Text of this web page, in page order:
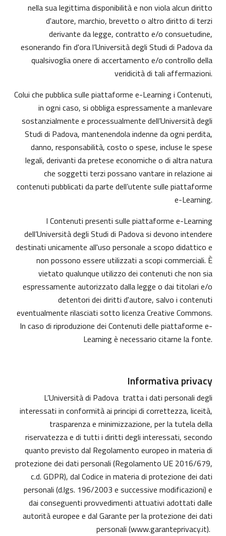
nella sua legittima disponibilità e non viola alcun diritto
d'autore, marchio, brevetto o altro diritto di terzi
derivante da legge, contratto e/o consuetudine,
esonerando fin d'ora l’Università degli Studi di Padova da
qualsivoglia onere di accertamento e/o controllo della
veridicità di tali affermazioni.
Colui che pubblica sulle piattaforme e-Learning i Contenuti,
in ogni caso, si obbliga espressamente a manlevare
sostanzialmente e processualmente dell’Università degli
Studi di Padova, mantenendola indenne da ogni perdita,
danno, responsabilità, costo o spese, incluse le spese
legali, derivanti da pretese economiche o di altra natura
che soggetti terzi possano vantare in relazione ai
contenuti pubblicati da parte dell’utente sulle piattaforme
e-Learning.
I Contenuti presenti sulle piattaforme e-Learning
dell’Università degli Studi di Padova si devono intendere
destinati unicamente all'uso personale a scopo didattico e
non possono essere utilizzati a scopi commerciali. È
vietato qualunque utilizzo dei contenuti che non sia
espressamente autorizzato dalla legge o dai titolari e/o
detentori dei diritti d'autore, salvo i contenuti
eventualmente rilasciati sotto licenza Creative Commons.
In caso di riproduzione dei Contenuti delle piattaforme e-
Learning è necessario citarne la fonte.
Informativa privacy
L’Università di Padova tratta i dati personali degli
interessati in conformità ai principi di correttezza, liceità,
trasparenza e minimizzazione, per la tutela della
riservatezza e di tutti i diritti degli interessati, secondo
quanto previsto dal Regolamento europeo in materia di
protezione dei dati personali (Regolamento UE 2016/679,
c.d. GDPR), dal Codice in materia di protezione dei dati
personali (d.lgs. 196/2003 e successive modificazioni) e
dai conseguenti provvedimenti attuativi adottati dalle
autorità europee e dal Garante per la protezione dei dati
personali (www.garanteprivacy.it).